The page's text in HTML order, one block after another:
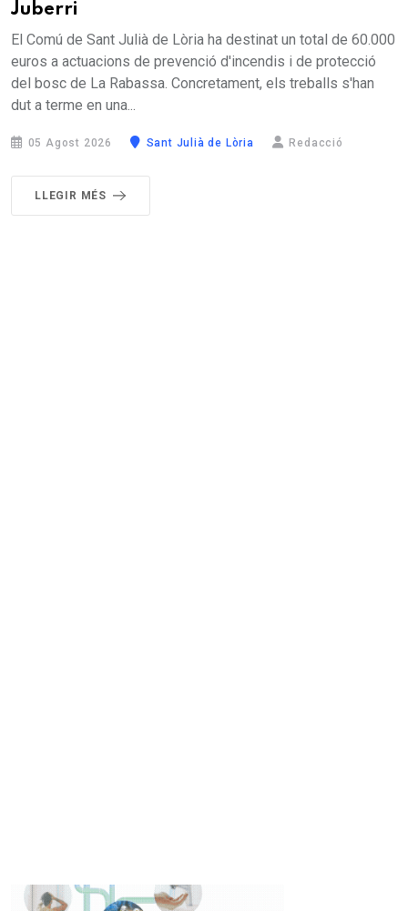
Juberri
El Comú de Sant Julià de Lòria ha destinat un total de 60.000
euros a actuacions de prevenció d'incendis i de protecció
del bosc de La Rabassa. Concretament, els treballs s'han
dut a terme en una...
05 Agost 2026 Sant Julià de Lòria Redacció
LLEGIR MÉS